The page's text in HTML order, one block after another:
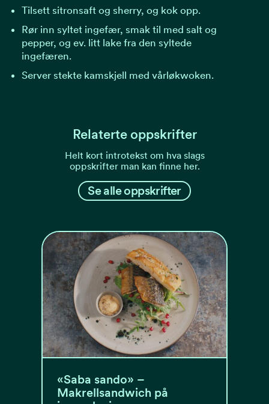
Tilsett sitronsaft og sherry, og kok opp.
Rør inn syltet ingefær, smak til med salt og
pepper, og ev. litt lake fra den syltede
ingefæren.
Server stekte kamskjell med vårløkwoken.
Relaterte oppskrifter
Helt kort introtekst om hva slags
oppskrifter man kan finne her.
Se alle oppskrifter
«Saba sando» –
Makrellsandwich på